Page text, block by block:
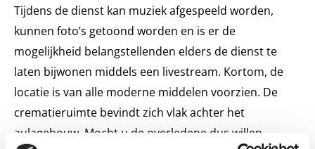
Tijdens de dienst kan muziek afgespeeld worden,
kunnen foto’s getoond worden en is er de
mogelijkheid belangstellenden elders de dienst te
laten bijwonen middels een livestream. Kortom, de
locatie is van alle moderne middelen voorzien. De
crematieruimte bevindt zich vlak achter het
aulagebouw. Mocht u de overledene dus willen